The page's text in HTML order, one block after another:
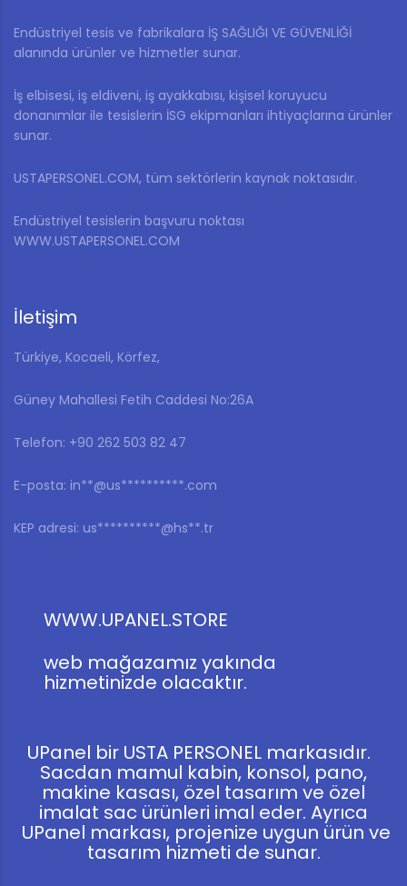
Endüstriyel tesis ve fabrikalara İŞ SAĞLIĞI VE GÜVENLİĞİ
alanında ürünler ve hizmetler sunar.
İş elbisesi, iş eldiveni, iş ayakkabısı, kişisel koruyucu
donanımlar ile tesislerin İSG ekipmanları ihtiyaçlarına ürünler
sunar.
USTAPERSONEL.COM, tüm sektörlerin kaynak noktasıdır.
Endüstriyel tesislerin başvuru noktası
WWW.USTAPERSONEL.COM
İletişim
Türkiye, Kocaeli, Körfez,
Güney Mahallesi Fetih Caddesi No:26A
Telefon: ‎+90 262 503 82 47
E-posta: in**@us**********.com
KEP adresi: us**********@hs**.tr
WWW.UPANEL.STORE
web mağazamız yakında
hizmetinizde olacaktır.
UPanel bir USTA PERSONEL markasıdır.
Sacdan mamul kabin, konsol, pano,
makine kasası, özel tasarım ve özel
imalat sac ürünleri imal eder. Ayrıca
UPanel markası, projenize uygun ürün ve
tasarım hizmeti de sunar.